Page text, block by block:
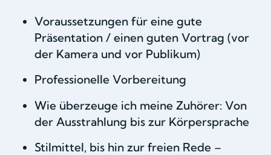
Voraussetzungen für eine gute
Präsentation / einen guten Vortrag (vor
der Kamera und vor Publikum)
Professionelle Vorbereitung
Wie überzeuge ich meine Zuhörer: Von
der Ausstrahlung bis zur Körpersprache
Stilmittel, bis hin zur freien Rede –